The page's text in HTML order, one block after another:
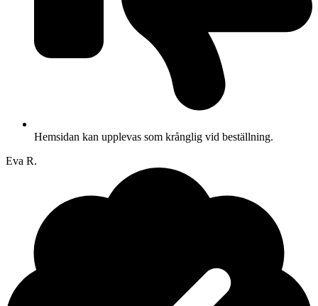
Hemsidan kan upplevas som krånglig vid beställning.
Eva R.